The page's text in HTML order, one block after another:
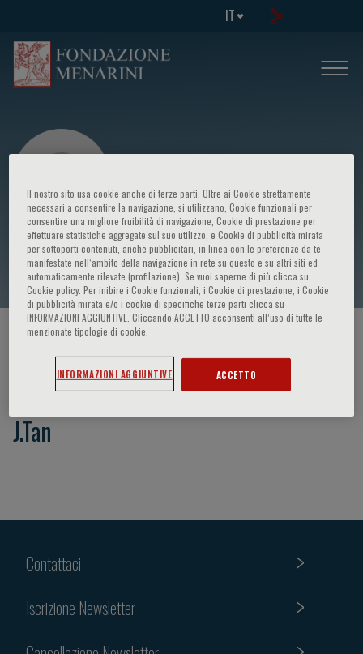
IT
J.Tan
HOME PAGE / CORSI ED EVENTI
J.Tan
Contattaci
Iscrizione Newsletter
Il nostro sito usa cookie anche di terze parti. Oltre ai Cookie strettamente
necessari a consentire la navigazione, si utilizzano, Cookie funzionali per
consentire una migliore fruibilità di navigazione, Cookie di prestazione per
effettuare statistiche aggregate sul suo utilizzo, e Cookie di pubblicità mirata
per sottoporti contenuti, anche pubblicitari, in linea con le preferenze da te
manifestate nell‘ambito della navigazione in rete su questo e su altri siti ed
automaticamente rilevate (profilazione). Se vuoi saperne di più clicca su
Cookie policy. Per inibire i Cookie funzionali, i Cookie di prestazione, i Cookie
di pubblicità mirata e/o i cookie di specifiche terze parti clicca su
INFORMAZIONI AGGIUNTIVE. Cliccando ACCETTO acconsenti all’uso di tutte le
menzionate tipologie di cookie.
INFORMAZIONI AGGIUNTIVE ACCETTO